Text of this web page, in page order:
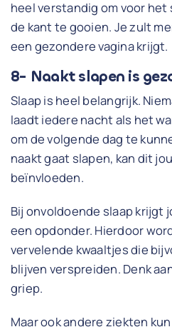
heel verstandig om voor het
de kant te gooien. Je zult
een gezondere vagina krijgt.
8- Naakt slapen is
Slaap is heel belangrijk.
laadt iedere nacht als het
om de volgende dag te
naakt gaat slapen, kan dit
beïnvloeden.
Bij onvoldoende slaap krijgt
een opdonder. Hierdoor
vervelende kwaaltjes die
blijven verspreiden. Denk
griep.
Maar ook andere ziekten